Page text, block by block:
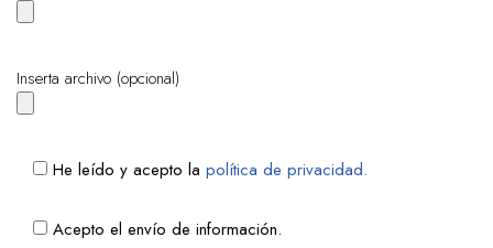
Inserta archivo (opcional)
He leído y acepto la política de privacidad.
Acepto el envío de información.